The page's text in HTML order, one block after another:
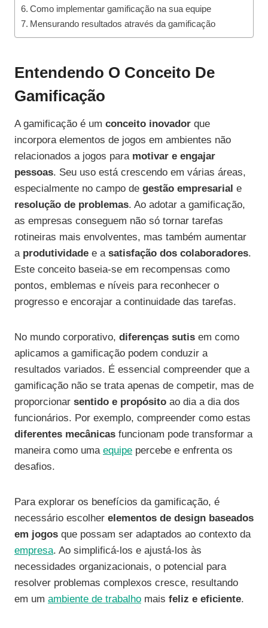
Como implementar gamificação na sua equipe
Mensurando resultados através da gamificação
Entendendo O Conceito De
Gamificação
A gamificação é um conceito inovador que
incorpora elementos de jogos em ambientes não
relacionados a jogos para motivar e engajar
pessoas. Seu uso está crescendo em várias áreas,
especialmente no campo de gestão empresarial e
resolução de problemas. Ao adotar a gamificação,
as empresas conseguem não só tornar tarefas
rotineiras mais envolventes, mas também aumentar
a produtividade e a satisfação dos colaboradores.
Este conceito baseia-se em recompensas como
pontos, emblemas e níveis para reconhecer o
progresso e encorajar a continuidade das tarefas.
No mundo corporativo, diferenças sutis em como
aplicamos a gamificação podem conduzir a
resultados variados. É essencial compreender que a
gamificação não se trata apenas de competir, mas de
proporcionar sentido e propósito ao dia a dia dos
funcionários. Por exemplo, compreender como estas
diferentes mecânicas funcionam pode transformar a
maneira como uma equipe percebe e enfrenta os
desafios.
Para explorar os benefícios da gamificação, é
necessário escolher elementos de design baseados
em jogos que possam ser adaptados ao contexto da
empresa. Ao simplificá-los e ajustá-los às
necessidades organizacionais, o potencial para
resolver problemas complexos cresce, resultando
em um ambiente de trabalho mais feliz e eficiente.